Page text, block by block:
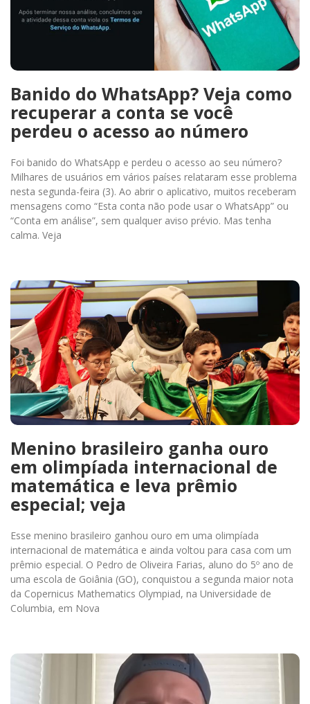
Banido do WhatsApp? Veja como
recuperar a conta se você
perdeu o acesso ao número
Foi banido do WhatsApp e perdeu o acesso ao seu número?
Milhares de usuários em vários países relataram esse problema
nesta segunda-feira (3). Ao abrir o aplicativo, muitos receberam
mensagens como “Esta conta não pode usar o WhatsApp” ou
“Conta em análise”, sem qualquer aviso prévio. Mas tenha
calma. Veja
Menino brasileiro ganha ouro
em olimpíada internacional de
matemática e leva prêmio
especial; veja
Esse menino brasileiro ganhou ouro em uma olimpíada
internacional de matemática e ainda voltou para casa com um
prêmio especial. O Pedro de Oliveira Farias, aluno do 5º ano de
uma escola de Goiânia (GO), conquistou a segunda maior nota
da Copernicus Mathematics Olympiad, na Universidade de
Columbia, em Nova